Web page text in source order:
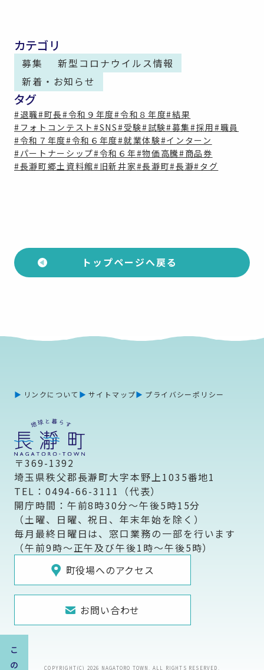
カテゴリ
募集
新型コロナウイルス情報
新着・お知らせ
タグ
#退職#町長#令和９年度#令和８年度#結果
#フォトコンテスト#SNS#受験#試験#募集#採用#職員
#令和７年度#令和６年度#就業体験#インターン
#パートナーシップ#令和６年#物価高騰#商品券
#長瀞町郷土資料館#旧新井家#長瀞町#長瀞#タグ
トップページへ戻る
リンクについて サイトマップ プライバシーポリシー
〒369-1392
埼玉県秩父郡長瀞町大字本野上1035番地1
TEL：0494-66-3111（代表）
開庁時間：午前8時30分～午後5時15分
（土曜、日曜、祝日、年末年始を除く）
毎月最終日曜日は、窓口業務の一部を行います
（午前9時～正午及び午後1時～午後5時）
町役場へのアクセス
お問い合わせ
COPYRIGHT(C) 2026 NAGATORO TOWN. ALL RIGHTS RESERVED.